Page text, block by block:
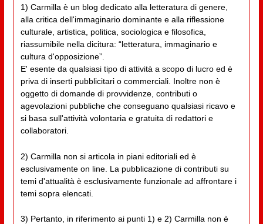
1) Carmilla è un blog dedicato alla letteratura di genere,
alla critica dell'immaginario dominante e alla riflessione
culturale, artistica, politica, sociologica e filosofica,
riassumibile nella dicitura: “letteratura, immaginario e
cultura d'opposizione”.
E' esente da qualsiasi tipo di attività a scopo di lucro ed è
priva di inserti pubblicitari o commerciali. Inoltre non è
oggetto di domande di provvidenze, contributi o
agevolazioni pubbliche che conseguano qualsiasi ricavo e
si basa sull'attività volontaria e gratuita di redattori e
collaboratori.
2) Carmilla non si articola in piani editoriali ed è
esclusivamente on line. La pubblicazione di contributi su
temi d'attualità è esclusivamente funzionale ad affrontare i
temi sopra elencati.
3) Pertanto, in riferimento ai punti 1) e 2) Carmilla non è